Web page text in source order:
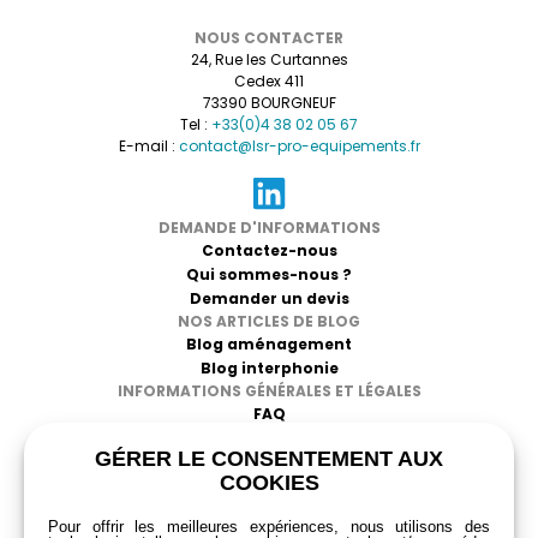
à nos besoins de sécurité au guichet. »
Thomas P. ⭐⭐⭐⭐ : « Produit très pratique, je
recommande pour sécuriser les paiements. »
Laura F. ⭐⭐⭐⭐⭐ : « Produit solide et fonctionnel,
parfait pour notre banque. »
Martin R. ⭐⭐⭐⭐⭐ : « Très ergonomique, il facilite les
échanges sécurisés avec nos clients. »
NOUS CONTACTER
24, Rue les Curtannes
Cedex 411
73390 BOURGNEUF
Tel : +33(0)4 38 02 05 67
E-mail : contact@lsr-pro-equipements.fr
DEMANDE D'INFORMATIONS
Contactez-nous
Qui sommes-nous ?
Demander un devis
NOS ARTICLES DE BLOG
Blog aménagement
Blog interphonie
INFORMATIONS GÉNÉRALES ET LÉGALES
FAQ
Mentions légales
Politique de confidentialité
GÉRER LE CONSENTEMENT AUX
COOKIES
Pour offrir les meilleures expériences, nous utilisons des